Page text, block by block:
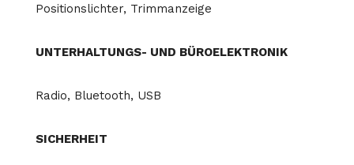
Positionslichter, Trimmanzeige
UNTERHALTUNGS- UND BÜROELEKTRONIK
Radio, Bluetooth, USB
SICHERHEIT